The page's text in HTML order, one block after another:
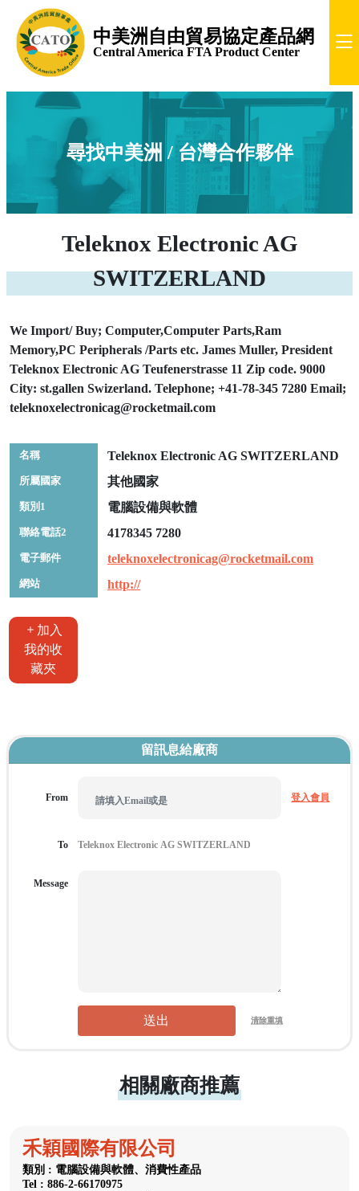
中美洲自由貿易協定產品網
Central America FTA Product Center
尋找中美洲 / 台灣合作夥伴
Teleknox Electronic AG
SWITZERLAND
We Import/ Buy; Computer,Computer Parts,Ram
Memory,PC Peripherals /Parts etc. James Muller, President
Teleknox Electronic AG Teufenerstrasse 11 Zip code. 9000
City: st.gallen Swizerland. Telephone; +41-78-345 7280 Email;
teleknoxelectronicag@rocketmail.com
名稱 Teleknox Electronic AG SWITZERLAND
所屬國家 其他國家
類別1 電腦設備與軟體
聯絡電話2 4178345 7280
電子郵件 teleknoxelectronicag@rocketmail.com
網站 http://
加入
我的收
藏夾
留訊息給廠商
From 登入會員
To
Message
送出 清除重填
相關廠商推薦
禾穎國際有限公司
類別 : 電腦設備與軟體、消費性產品
Tel : 886-2-66170975